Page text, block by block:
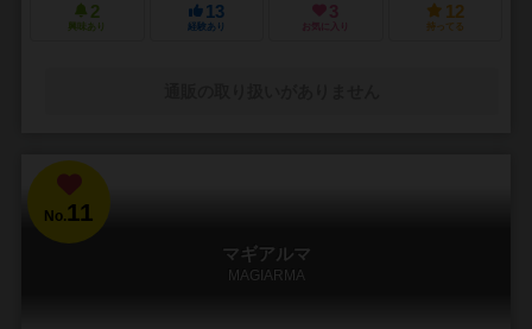
2
興味あり
13
経験あり
3
お気に入り
12
持ってる
No.11
マギアルマ
MAGIARMA